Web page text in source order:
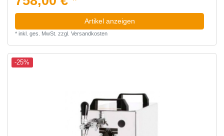
Artikel anzeigen
* inkl. ges. MwSt. zzgl. Versandkosten
-25%